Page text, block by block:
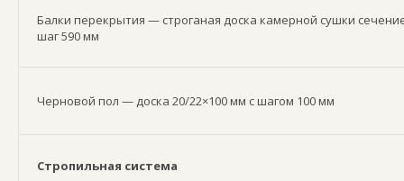
Балки перекрытия — строганая доска камерной сушки
шаг 590 мм
Черновой пол — доска 20/22×100 мм с шагом 100 мм
Стропильная система